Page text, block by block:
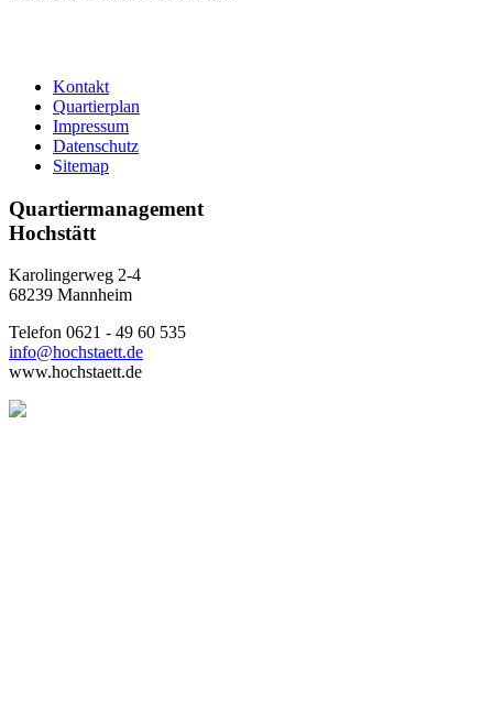
Kontakt
Quartierplan
Impressum
Datenschutz
Sitemap
Quartiermanagement
Hochstätt
Karolingerweg 2-4
68239 Mannheim
Telefon 0621 - 49 60 535
info@hochstaett.de
www.hochstaett.de